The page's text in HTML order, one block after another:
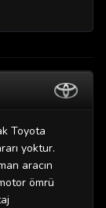
Toyota
yoktur.
aracın
ömrü